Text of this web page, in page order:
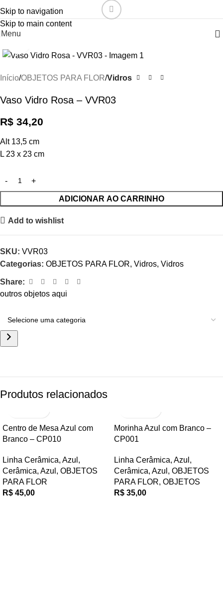
Skip to navigation
Skip to main content
Menu
outros objetos aqui
Início OBJETOS PARA FLOR Vidros
Vaso Vidro Rosa – VVR03
R$ 34,20
Alt 13,5 cm
L 23 x 23 cm
ADICIONAR AO CARRINHO
Add to wishlist
SKU: VVR03
Categorias: OBJETOS PARA FLOR, Vidros, Vidros
Share:
Produtos relacionados
Centro de Mesa Azul com
Branco – CP010
Linha Cerâmica, Azul ,
Cerâmica, Azul , OBJETOS
PARA FLOR
R$ 45,00
Morinha Azul com Branco –
CP001
Linha Cerâmica, Azul ,
Cerâmica, Azul , OBJETOS
PARA FLOR, OBJETOS
R$ 35,00